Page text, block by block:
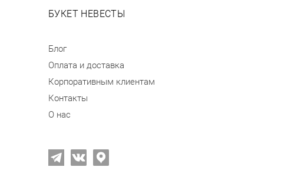
БУКЕТ НЕВЕСТЫ
Блог
Оплата и доставка
Корпоративным клиентам
Контакты
О нас